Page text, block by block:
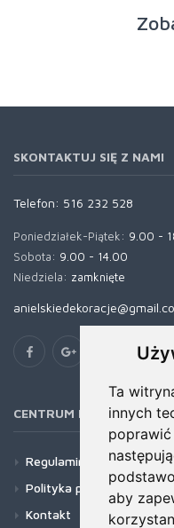
Ta
innych
aby
SKONTAKTUJ SIĘ Z NAMI
Telefon: 516 232 528
Poniedziałek-Piątek: 9.00 -
Sobota: 9.00 - 14.00
Niedziela: zamknięte
CENTRUM POMOCY
Regulamin
Polityka prywatności
Kontakt